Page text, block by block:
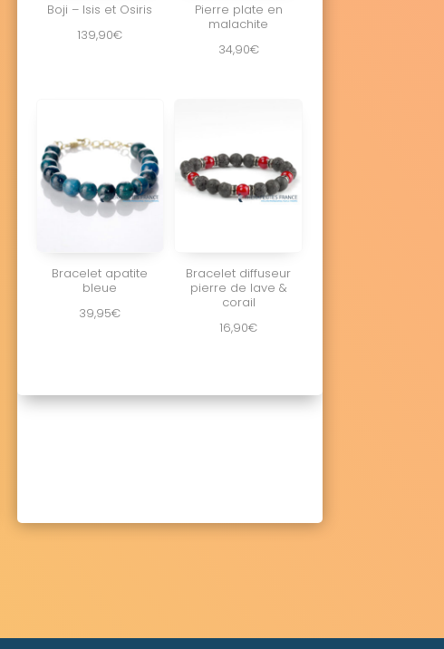
Boji – Isis et Osiris
139,90€
Pierre plate en
malachite
34,90€
Bracelet apatite
bleue
39,95€
Bracelet diffuseur
pierre de lave &
corail
16,90€